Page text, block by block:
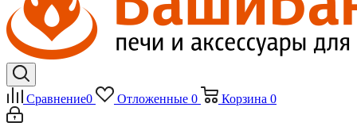
Сравнение0 Отложенные 0 Корзина 0